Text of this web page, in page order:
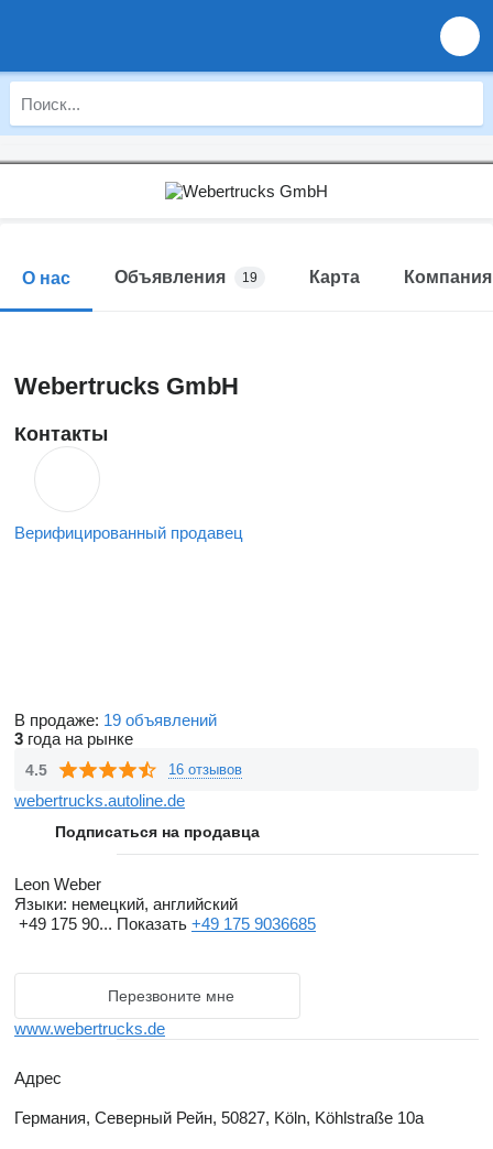
О нас Объявления 19 Карта Компания
Webertrucks GmbH
Контакты
Верифицированный продавец
В продаже: 19 объявлений
3 года на рынке
4.5 16 отзывов
webertrucks.autoline.de
Подписаться на продавца
Leon Weber
Языки: немецкий, английский
+49 175 90... Показать +49 175 9036685
Перезвоните мне
www.webertrucks.de
Адрес
Германия, Северный Рейн, 50827, Köln, Köhlstraße 10a